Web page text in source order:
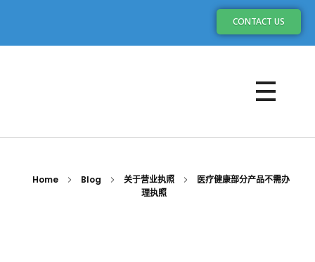
CONTACT US
Home Blog 关于营业执照
医疗健康部分产品不需办
理执照